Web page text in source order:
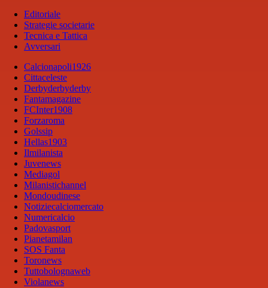
Editoriale
Strategie societarie
Tecnica e Tattica
Avversari
Calcionapoli1926
Cittaceleste
Derbyderbyderby
Fantamagazine
FCInter1908
Forzaroma
Golssip
Hellas1903
Ilmilanista
Juvenews
Mediagol
Milanistichannel
Mondoudinese
Notiziecalciomercato
Numericalcio
Padovasport
Pianetamilan
SOS Fanta
Toronews
Tuttobolognaweb
Violanews